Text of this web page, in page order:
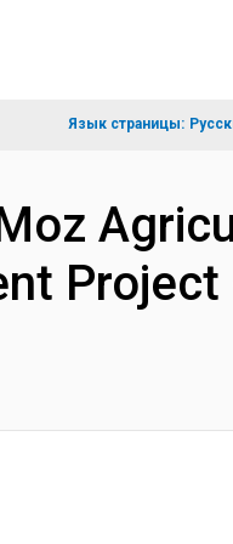
Язык страницы: